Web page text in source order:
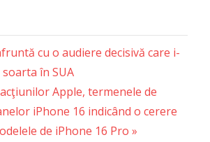
cu o audiere decisivă care i-
în SUA
Apple, termenele de
iPhone 16 indicând o cerere
de iPhone 16 Pro